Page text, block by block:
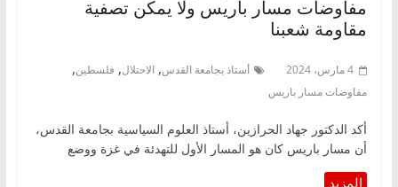
مفاوضات مسار باريس ولا يمكن تصفية
مقاومة شعبنا
4 مارس، 2024 أستاذ بجامعة القدس, الاحتلال, فلسطين,
مفاوضات مسار باريس
أكد الدكتور جهاد الحرازين، أستاذ العلوم السياسية بجامعة القدس،
أن مسار باريس كان هو المسار الأول للتهدئة في غزة ووضع